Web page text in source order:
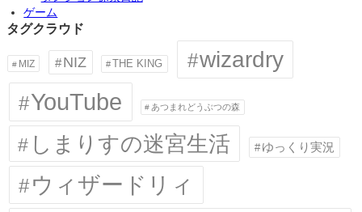
ゲーム
タグクラウド
MIZ NIZ THE KING
wizardry
YouTube
あつまれどうぶつの森
しまりすの迷宮生活 ゆっくり実況
ウィザードリィ